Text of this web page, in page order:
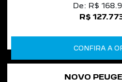
De: R$
R$
CONFIRA A
NOVO